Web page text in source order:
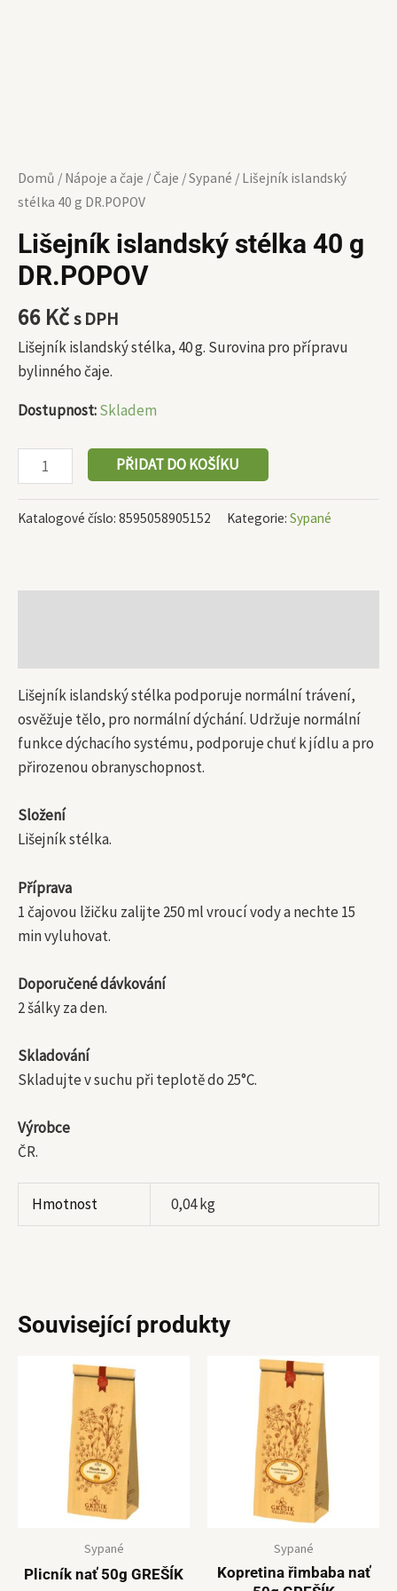
Domů / Nápoje a čaje / Čaje /Sypané / Lišejník islandský
stélka 40 g DR.POPOV
Lišejník islandský stélka 40 g
DR.POPOV
66 Kčs DPH
Lišejník islandský stélka, 40 g. Surovina pro přípravu
bylinného čaje.
Dostupnost:Skladem
PŘIDAT DO KOŠÍKU
Katalogové číslo: 8595058905152 Kategorie: Sypané
Lišejník islandský stélka podporuje normální trávení,
osvěžuje tělo, pro normální dýchání. Udržuje normální
funkce dýchacího systému, podporuje chuť k jídlu a pro
přirozenou obranyschopnost.
Složení
Lišejník stélka.
Příprava
1 čajovou lžičku zalijte 250 ml vroucí vody a nechte 15
min vyluhovat.
Doporučené dávkování
2 šálky za den.
Skladování
Skladujte v suchu při teplotě do 25°C.
Výrobce
ČR.
Hmotnost 0,04 kg
Související produkty
Sypané
Plicník nať 50g GREŠÍK
Sypané
Kopretina řimbaba nať